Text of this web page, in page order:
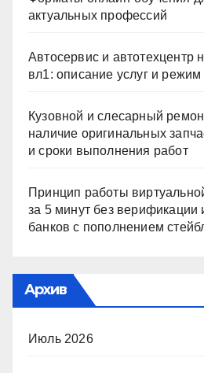
актуальных профессий
Автосервис и
вл1: описание услуг и
Кузовной и слесарный
наличие оригинальных
и сроки выполнения работ
Принцип работы
за 5 минут без верификации
банков с пополнением
Архив
Июль 2026